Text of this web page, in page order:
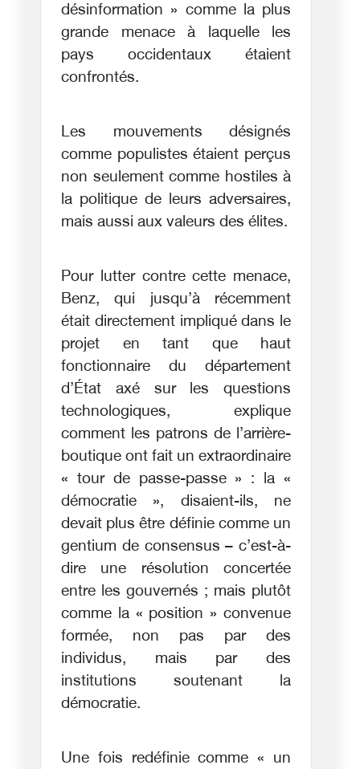
désinformation » comme la plus
grande menace à laquelle les
pays occidentaux étaient
confrontés.
Les mouvements désignés
comme populistes étaient perçus
non seulement comme hostiles à
la politique de leurs adversaires,
mais aussi aux valeurs des élites.
Pour lutter contre cette menace,
Benz, qui jusqu’à récemment
était directement impliqué dans le
projet en tant que haut
fonctionnaire du département
d’État axé sur les questions
technologiques, explique
comment les patrons de l’arrière-
boutique ont fait un extraordinaire
« tour de passe-passe » : la «
démocratie », disaient-ils, ne
devait plus être définie comme un
gentium de consensus – c’est-à-
dire une résolution concertée
entre les gouvernés ; mais plutôt
comme la « position » convenue
formée, non pas par des
individus, mais par des
institutions soutenant la
démocratie.
Une fois redéfinie comme « un